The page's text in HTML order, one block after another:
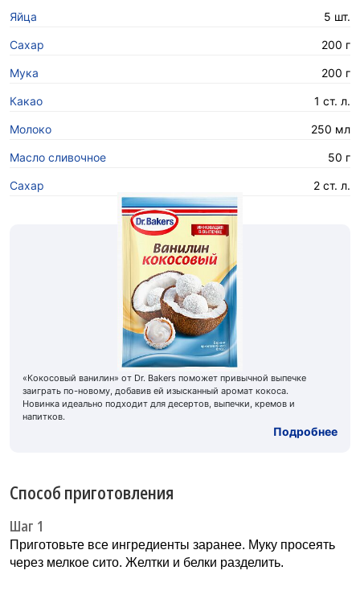
Яйца 5 шт.
Сахар 200 г
Мука 200 г
Какао 1 ст. л.
Молоко 250 мл
Масло сливочное 50 г
Сахар 2 ст. л.
«Кокосовый ванилин» от Dr. Bakers поможет привычной выпечке
заиграть по-новому, добавив ей изысканный аромат кокоса.
Новинка идеально подходит для десертов, выпечки, кремов и
напитков.
Подробнее
Способ приготовления
Шаг 1
Приготовьте все ингредиенты заранее. Муку просеять
через мелкое сито. Желтки и белки разделить.